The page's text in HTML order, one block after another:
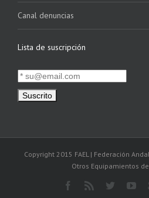
Canal denuncias
Lista de suscripción
Copyright 2015 FAEL | Federación
Otros Equipamientos